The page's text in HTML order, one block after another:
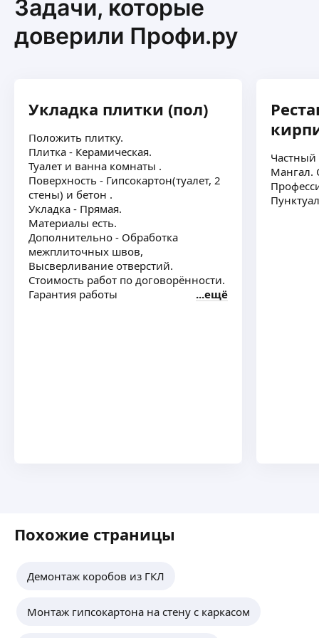
Задачи, которые
доверили Профи.ру
Укладка плитки (пол)
Положить плитку.
Плитка - Керамическая.
Туалет и ванна комнаты .
Поверхность - Гипсокартон(туалет, 2
стены) и бетон .
Укладка - Прямая.
Материалы есть.
Дополнительно - Обработка
межплиточных швов,
Высверливание отверстий.
Стоимость работ по договорённости.
Гарантия работы
ещё
Мангал.
Похожие страницы
Демонтаж коробов из ГКЛ
Монтаж гипсокартона на стену с каркасом